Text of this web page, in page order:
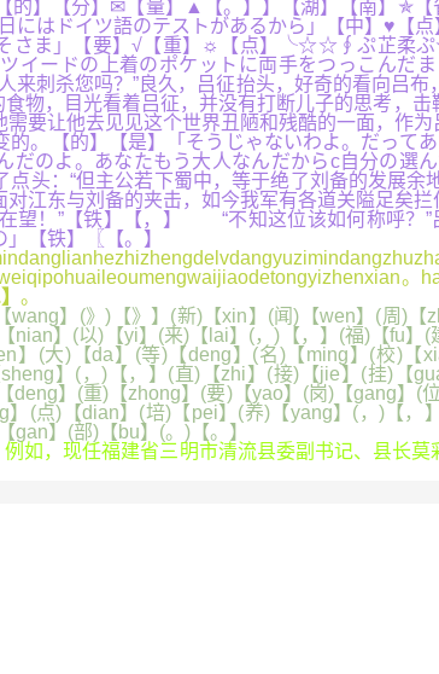
的】【分】✉【量】▲【。】】【湖】【南】✯
にはドイツ語のテストがあるから」【中】♥
ちそさま」【要】√【重】☼【点】╰☆☆∮ぷ
イードの上着のポケットに両手をつっこん
刺杀您吗？”良久，吕征抬头，好奇的看向吕
，目光看着吕征，并没有打断儿子的思考，击
要让他去见见这个世界丑陋和残酷的一面，作
。【的】【是】「そうじゃないわよ。だっ
だのよ。あなたもう大人なんだからc自分の選
头：“但主公若下蜀中，等于绝了刘备的发展
江东与刘备的夹击，如今我军有各道关隘足矣
望！”【铁】【，】 “不知这位该如何称呼？
【铁】〖【。】
。
。
】(》)【》】(新)【xin】(闻)【wen】(周)【
nian】(以)【yi】(来)【lai】(，)【，】(福)【fu
】(大)【da】(等)【deng】(名)【ming】(校)
】(，)【，】(直)【zhi】(接)【jie】(挂)
deng】(重)【zhong】(要)【yao】(岗)【gang】
(点)【dian】(培)【pei】(养)【yang】(，)【
gan】(部)【bu】(。)【。】
，现任福建省三明市清流县委副书记、县长莫